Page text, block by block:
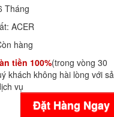
Tháng
ACER
hàng
tiền 100%(trong vòng 30
khách không hài lòng với
vụ
Đặt Hàng Ngay